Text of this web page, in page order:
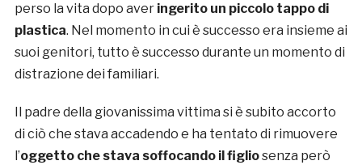
perso la vita dopo aver ingerito un piccolo tappo di
plastica. Nel momento in cui è successo era insieme ai
suoi genitori, tutto è successo durante un momento di
distrazione dei familiari.
Il padre della giovanissima vittima si è subito accorto
di ciò che stava accadendo e ha tentato di rimuovere
l’oggetto che stava soffocando il figliosenza però